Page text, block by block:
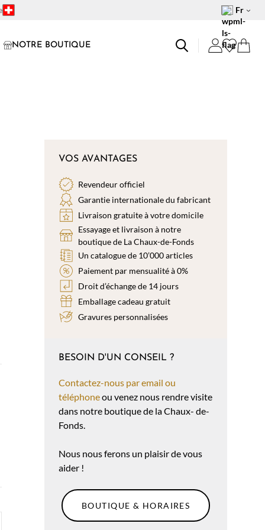
Fr
NOTRE BOUTIQUE
VOS AVANTAGES
Revendeur officiel
Garantie internationale du fabricant
Livraison gratuite à votre domicile
Essayage et livraison à notre
boutique de La Chaux-de-Fonds
Un catalogue de 10’000 articles
Paiement par mensualité à 0%
Droit d’échange de 14 jours
Emballage cadeau gratuit
Gravures personnalisées
BESOIN D'UN CONSEIL ?
Contactez-nous par email ou
téléphoneou venez nous rendre visite
dans notre boutique de la Chaux- de-
Fonds.
Nous nous ferons un plaisir de vous
aider !
BOUTIQUE & HORAIRES